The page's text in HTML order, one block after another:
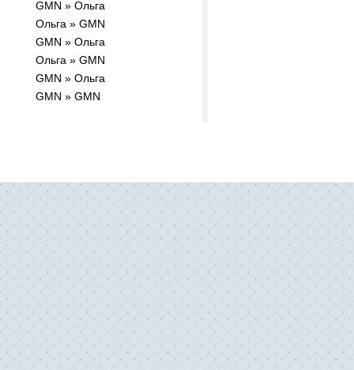
GMN » Ольга
Ольга » GMN
GMN » Ольга
Ольга » GMN
GMN » Ольга
GMN » GMN